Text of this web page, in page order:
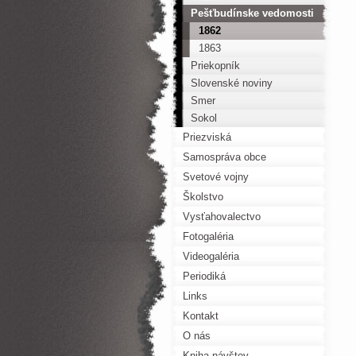
Pešťbudínske vedomosti
1862
1863
Priekopník
Slovenské noviny
Smer
Sokol
Priezviská
Samospráva obce
Svetové vojny
Školstvo
Vysťahovalectvo
Fotogaléria
Videogaléria
Periodiká
Links
Kontakt
O nás